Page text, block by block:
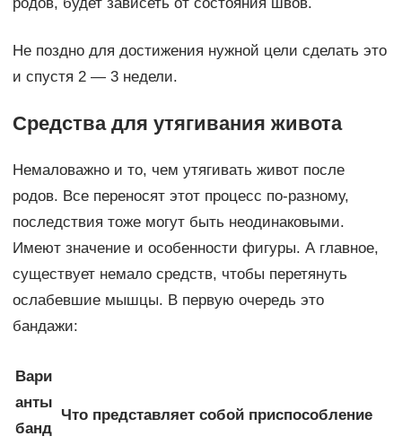
родов, будет зависеть от состояния швов.
Не поздно для достижения нужной цели сделать это
и спустя 2 — 3 недели.
Средства для утягивания живота
Немаловажно и то, чем утягивать живот после
родов. Все переносят этот процесс по-разному,
последствия тоже могут быть неодинаковыми.
Имеют значение и особенности фигуры. А главное,
существует немало средств, чтобы перетянуть
ослабевшие мышцы. В первую очередь это
бандажи:
Вари
анты
банд
Что представляет собой приспособление